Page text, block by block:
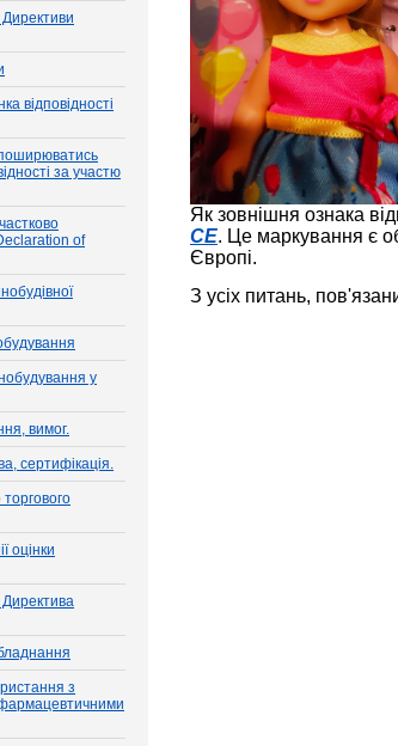
відповідності
за участю
of
у
вимог.
сертифікація.
оцінки
Директива
з
Як зовнішня ознака
CE. Це маркування є
Європі.
З усіх питань,